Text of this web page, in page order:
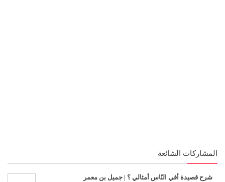
المشاركات الشائعة
شرح قصيدة أفي النّاس أمثالي ؟ | جميل بن معمر